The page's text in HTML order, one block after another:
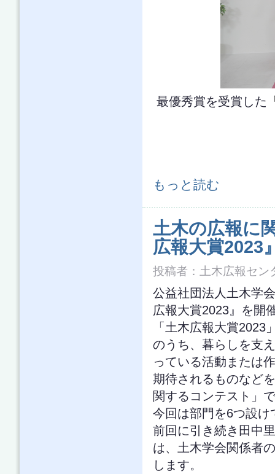
最優秀賞を受賞した
「土木広報大賞2023」 最優秀賞は
もっと読む
土木の広報に
広報大賞2023
投稿者： 土木広報セン
公益社団法人土木学
広報大賞2023』を開
「土木広報大賞
のうち、暮らしを支
っている活動または
期待されるものなど
関するコンテスト」
今回は部門を6つ設
前回に引き続き田中
は、土木学会関係者
します。